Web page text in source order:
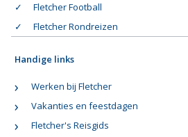
Fletcher Football
Fletcher Rondreizen
Handige links
Werken bij Fletcher
Vakanties en feestdagen
Fletcher's Reisgids